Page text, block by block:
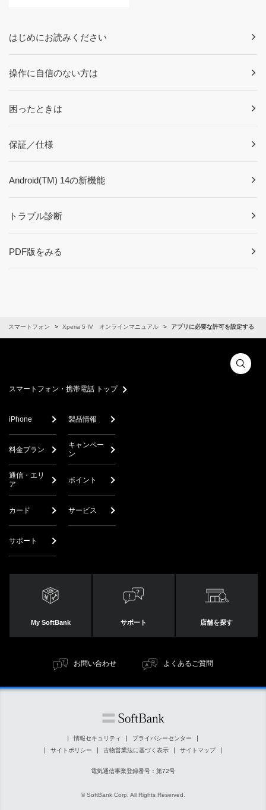
はじめにお読みください
操作に自信のない方は
困ったときは
保証／仕様
Android(TM) 14の新機能
トラブル診断
PDF版をみる
スマートフォン Xperia 5 IV オンラインマニュアル アプリに必要な許可を設定する
スマートフォン・携帯電話 トップ
iPhone 製品情報
料金プラン
キャンペー
ン
通信・エリ
ア
ポイント
カード サービス
サポート
My SoftBank サポート 店舗を探す
お問い合わせ よくあるご質問
情報セキュリティ
プライバシーセンター
サイトポリシー
古物営業法に基づく表示 サイトマップ
電気通信事業登録番号：第72号
© SoftBank Corp. All Rights Reserved.